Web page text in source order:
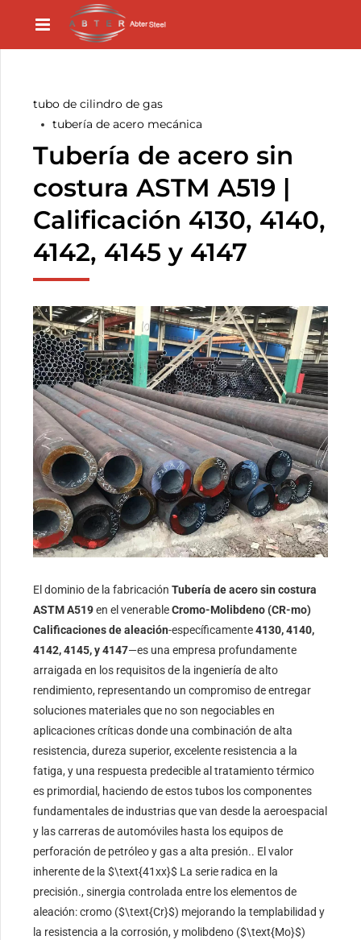
tubo de cilindro de gas
tubería de acero mecánica
Tubería de acero sin
costura ASTM A519 |
Calificación 4130, 4140,
4142, 4145 y 4147
El dominio de la fabricaciónTubería de acero sin costura
ASTM A519en el venerableCromo-Molibdeno (CR-mo)
Calificaciones de aleación-específicamente4130, 4140,
4142, 4145, y 4147—es una empresa profundamente
arraigada en los requisitos de la ingeniería de alto
rendimiento, representando un compromiso de entregar
soluciones materiales que no son negociables en
aplicaciones críticas donde una combinación de alta
resistencia, dureza superior, excelente resistencia a la
fatiga, y una respuesta predecible al tratamiento térmico
es primordial, haciendo de estos tubos los componentes
fundamentales de industrias que van desde la aeroespacial
y las carreras de automóviles hasta los equipos de
perforación de petróleo y gas a alta presión.. El valor
inherente de la$\text{41xx}$ La serie radica en la
precisión., sinergia controlada entre los elementos de
aleación: cromo ($\text{Cr}$) mejorando la templabilidad y
la resistencia a la corrosión, y molibdeno ($\text{Mo}$)